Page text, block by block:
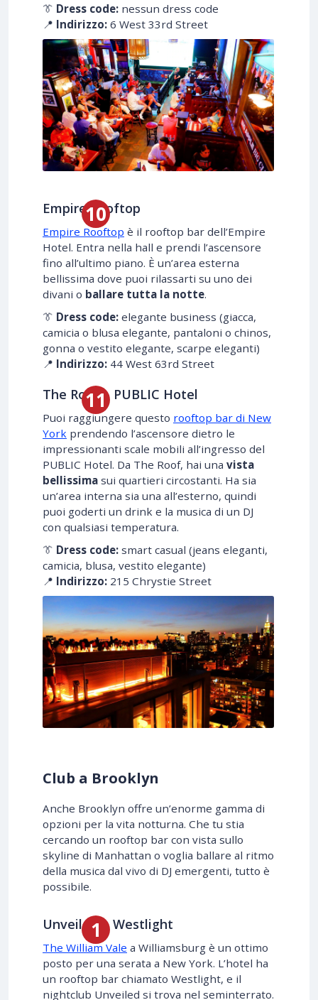
👔 Dress code: nessun dress code
📍 Indirizzo: 6 West 33rd Street
Empire Rooftop
Empire Rooftop è il rooftop bar dell’Empire
Hotel. Entra nella hall e prendi l’ascensore
fino all’ultimo piano. È un’area esterna
bellissima dove puoi rilassarti su uno dei
divani o ballare tutta la notte.
👔 Dress code: elegante business (giacca,
camicia o blusa elegante, pantaloni o chinos,
gonna o vestito elegante, scarpe eleganti)
📍 Indirizzo: 44 West 63rd Street
The Roof – PUBLIC Hotel
Puoi raggiungere questo rooftop bar di New
York prendendo l’ascensore dietro le
impressionanti scale mobili all’ingresso del
PUBLIC Hotel. Da The Roof, hai una vista
bellissima sui quartieri circostanti. Ha sia
un’area interna sia una all’esterno, quindi
puoi goderti un drink e la musica di un DJ
con qualsiasi temperatura.
👔 Dress code: smart casual (jeans eleganti,
camicia, blusa, vestito elegante)
📍 Indirizzo: 215 Chrystie Street
Club a Brooklyn
Anche Brooklyn offre un’enorme gamma di
opzioni per la vita notturna. Che tu stia
cercando un rooftop bar con vista sullo
skyline di Manhattan o voglia ballare al ritmo
della musica dal vivo di DJ emergenti, tutto è
possibile.
Unveiled e Westlight
The William Vale a Williamsburg è un ottimo
posto per una serata a New York. L’hotel ha
un rooftop bar chiamato Westlight, e il
nightclub Unveiled si trova nel seminterrato.